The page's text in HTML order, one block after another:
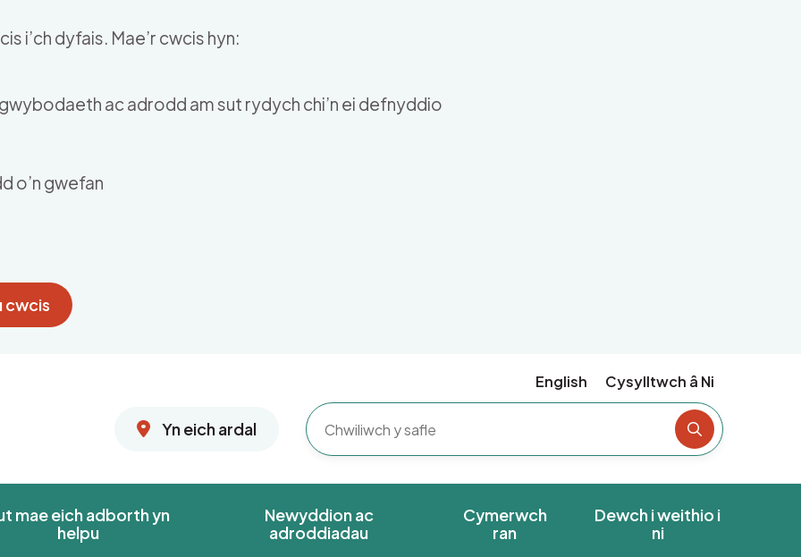
i’ch dyfais. Mae’r cwcis hyn:
ac adrodd am sut rydych chi’n ei defnyddio
o’n gwefan
cwcis
English Cysylltwch â Ni
Yn eich ardal
Chwiliwch y
mae eich adborth yn
helpu
Newyddion ac
adroddiadau
Cymerwch
ran
Dewch i weithio i
ni